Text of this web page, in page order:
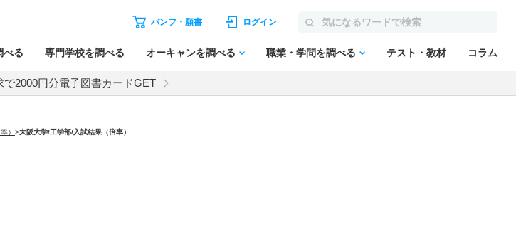
パンフ・願書 ログイン
べる 専門学校を調べる オーキャンを調べる 職業・学問を調べる テスト・教材 コラム
で2000円分電子図書カードGET
） >大阪大学/工学部/入試結果（倍率）